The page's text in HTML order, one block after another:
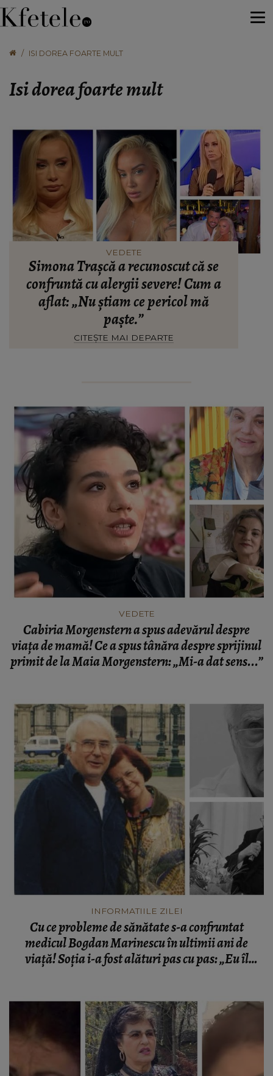
ISI DOREA FOARTE MULT
Isi dorea foarte mult
VEDETE
Simona Trașcă a recunoscut că se
confruntă cu alergii severe! Cum a
aflat: „Nu știam ce pericol mă
paște.”
CITEȘTE MAI DEPARTE
VEDETE
Cabiria Morgenstern a spus adevărul despre
viața de mamă! Ce a spus tânăra despre sprijinul
primit de la Maia Morgenstern: „Mi-a dat sens...”
INFORMATIILE ZILEI
Cu ce probleme de sănătate s-a confruntat
medicul Bogdan Marinescu în ultimii ani de
viață! Soția i-a fost alături pas cu pas: „Eu îl